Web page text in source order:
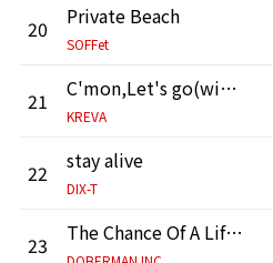
20 Private Beach
SOFFet
21 C'mon,Let's go(with hook)
KREVA
22 stay alive
DIX-T
23 The Chance Of A Lifetime